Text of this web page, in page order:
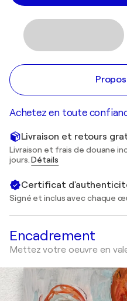
Achetez en toute
Livraison et retours
Livraison et frais de douane
jours.Détails
Certificat
Signé et inclus avec chaque
Encadrement
Mettez votre oeuvre en